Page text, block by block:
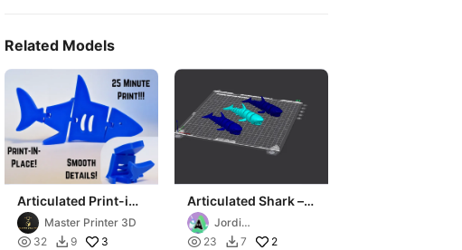
Related Models
Articulated Print-in-
Place Shark (25 Min)
Master Printer 3D
 32  9 3
Articulated Shark –
Flexi Print-in-Place
Toy Jordi
Aranega+moreno
 23  7 2